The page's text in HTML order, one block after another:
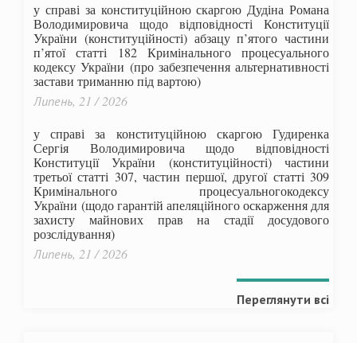
у справі за конституційною скаргою Дудіна Романа
Володимировича щодо відповідності Конституції
України (конституційності) абзацу п’ятого частини
п’ятої статті 182 Кримінального процесуального
кодексу України (про забезпечення альтернативності
застави триманню під вартою)
Липень, 21 / 2026
у справі за конституційною скаргою Гудиренка
Сергія Володимировича щодо відповідності
Конституції України (конституційності) частини
третьої статті 307, частин першої, другої статті 309
Кримінального процесуальногокодексу
України (щодо гарантій апеляційного оскарження для
захисту майнових прав на стадії досудового
розслідування)
Липень, 21 / 2026
Переглянути всі